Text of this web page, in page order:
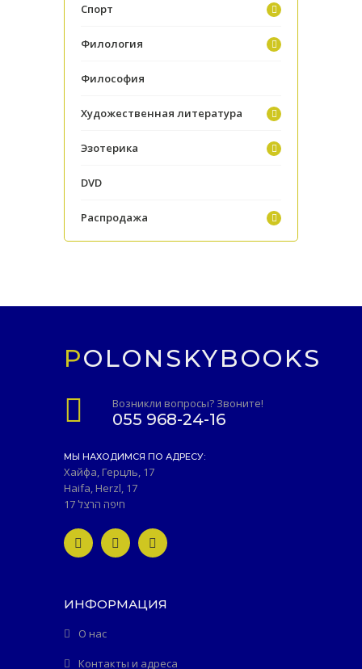
Спорт
Филология
Философия
Художественная литература
Эзотерика
DVD
Распродажа
POLONSKYBOOKS
Возникли вопросы? Звоните!
055 968-24-16
МЫ НАХОДИМСЯ ПО АДРЕСУ:
Хайфа, Герцль, 17
Haifa, Herzl, 17
חיפה הרצל 17
ИНФОРМАЦИЯ
О нас
Контакты и адреса